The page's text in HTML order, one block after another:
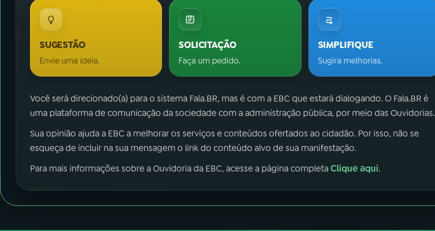
SUGESTÃO
Envie uma ideia.
SOLICITAÇÃO
Faça um pedido.
SIMPLIFIQUE
Sugira melhorias.
Você será direcionado(a) para o sistema Fala.BR, mas é com a EBC que estará dialogando. O Fala.BR é
uma plataforma de comunicação da sociedade com a administração pública, por meio das Ouvidorias.
Sua opinião ajuda a EBC a melhorar os serviços e conteúdos ofertados ao cidadão. Por isso, não se
esqueça de incluir na sua mensagem o link do conteúdo alvo de sua manifestação.
Para mais informações sobre a Ouvidoria da EBC, acesse a página completaClique aqui.